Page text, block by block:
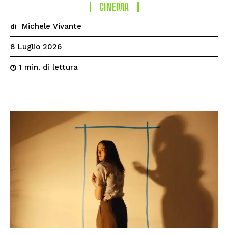
CINEMA
di Michele Vivante
8 Luglio 2026
1 min. di lettura